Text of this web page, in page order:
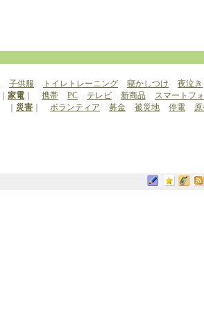
子供服 トイレトレーニング 寝かしつけ
夜泣き
家電 携帯 PC テレビ 新商品
スマートフ
災害 ボランティア 募金 被災地 停電